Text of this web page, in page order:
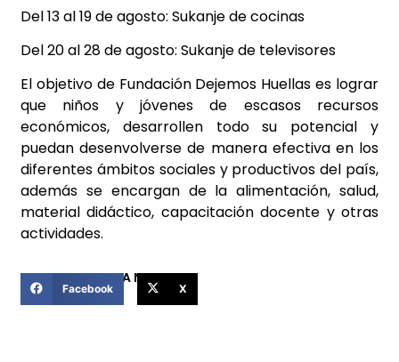
Del 13 al 19 de agosto: Sukanje de cocinas
Del 20 al 28 de agosto: Sukanje de televisores
El objetivo de Fundación Dejemos Huellas es lograr
que niños y jóvenes de escasos recursos
económicos, desarrollen todo su potencial y
puedan desenvolverse de manera efectiva en los
diferentes ámbitos sociales y productivos del país,
además se encargan de la alimentación, salud,
material didáctico, capacitación docente y otras
actividades.
COMPARTIR ESTA NOTICIA
Facebook X